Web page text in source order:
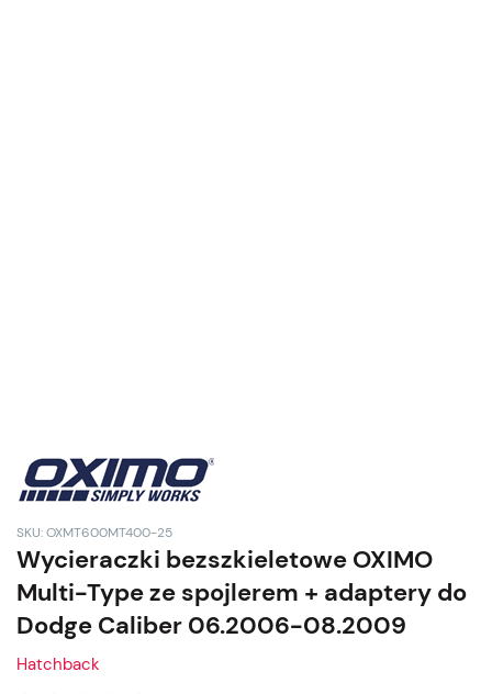
SKU: OXMT600MT400-25
Wycieraczki bezszkieletowe OXIMO
Multi-Type ze spojlerem + adaptery do
Dodge Caliber 06.2006-08.2009
Hatchback